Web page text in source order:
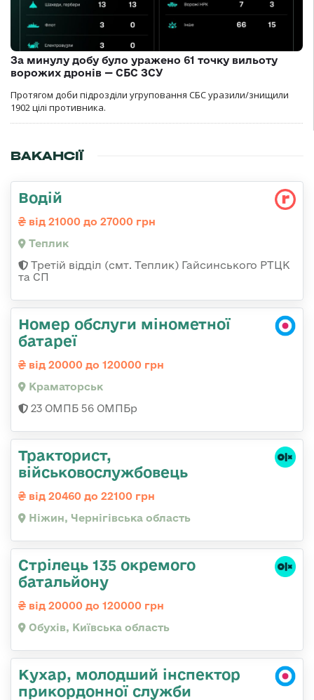
За минулу добу було уражено 61 точку вильоту
ворожих дронів — СБС ЗСУ
Протягом доби підрозділи угруповання СБС уразили/знищили
1902 цілі противника.
ВАКАНСІЇ
Водій
від 21000 до 27000 грн
Теплик
Третій відділ (смт. Теплик) Гайсинського РТЦК
та СП
Номер обслуги мінометної
батареї
від 20000 до 120000 грн
Краматорськ
23 ОМПБ 56 ОМПБр
Тракторист,
військовослужбовець
від 20460 до 22100 грн
Ніжин, Чернігівська область
Стрілець 135 окремого
батальйону
від 20000 до 120000 грн
Обухів, Київська область
Кухар, молодший інспектор
прикордонної служби